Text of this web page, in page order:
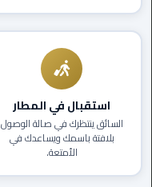
ليموزين
دهب
استقبال في المطار
السائق ينتظرك في صالة الوصول
بلافتة باسمك ويساعدك في
الأمتعة.